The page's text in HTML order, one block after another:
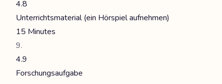
4.8
Unterrichtsmaterial (ein Hörspiel aufnehmen)
15 Minutes
4.9
Forschungsaufgabe